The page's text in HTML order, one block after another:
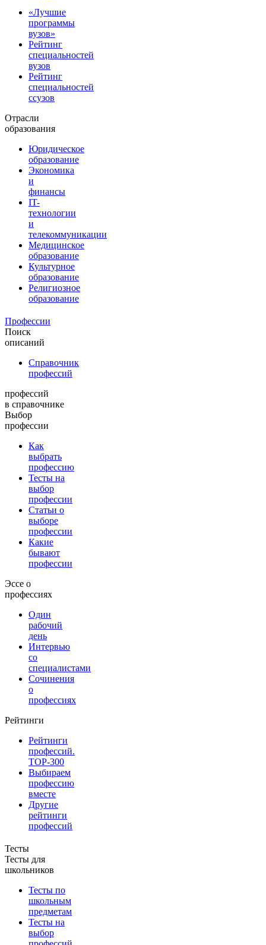
«Лучшие
программы
вузов»
Рейтинг
специальностей
вузов
Рейтинг
специальностей
ссузов
Отрасли
образования
Юридическое
образование
Экономика
и
финансы
IT-
технологии
и
телекоммуникации
Медицинское
образование
Культурное
образование
Религиозное
образование
Профессии
Поиск
описаний
Справочник
профессий
профессий
в справочнике
Выбор
профессии
Как
выбрать
профессию
Тесты на
выбор
профессии
Статьи о
выборе
профессии
Какие
бывают
профессии
Эссе о
профессиях
Один
рабочий
день
Интервью
со
специалистами
Сочинения
о
профессиях
Рейтинги
Рейтинги
профессий.
TOP-300
Выбираем
профессию
вместе
Другие
рейтинги
профессий
Тесты
Тесты для
школьников
Тесты по
школьным
предметам
Тесты на
выбор